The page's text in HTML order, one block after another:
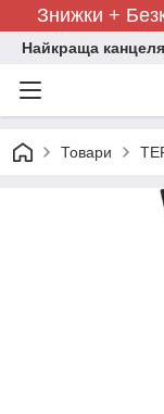
Знижки +
Найкраща
Товари